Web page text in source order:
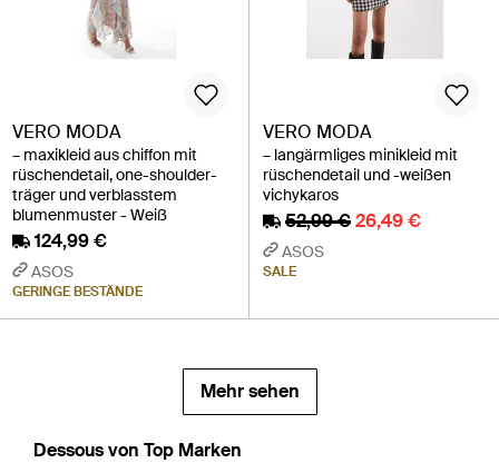
VERO MODA
– maxikleid aus chiffon mit
rüschendetail, one-shoulder-
träger und verblasstem
blumenmuster - Weiß
124,99 €
ASOS
GERINGE BESTÄNDE
VERO MODA
– langärmliges minikleid mit
rüschendetail und -weißen
vichykaros
52,99 €26,49 €
ASOS
SALE
Mehr sehen
Dessous von Top Marken